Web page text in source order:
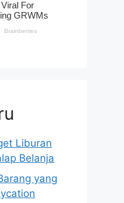
Liburan
Belanja
yang